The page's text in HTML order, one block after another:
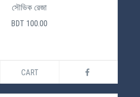
সৌভিক রেজা
BDT 100.00
CART